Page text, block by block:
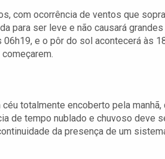
com ocorrência de ventos que
para ser leve e não causará
e o pôr do sol acontecerá às
totalmente encoberto pela
de tempo nublado e chuvoso deve
da presença de um